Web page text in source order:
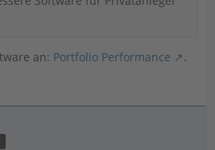
an: Portfolio Performance .